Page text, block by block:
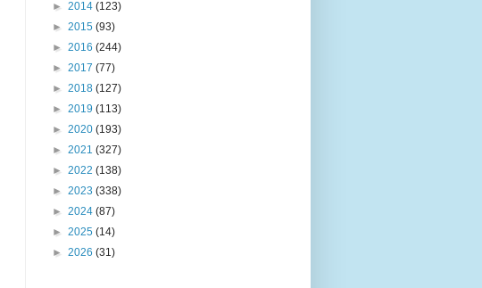
► 2014 (123)
► 2015 (93)
► 2016 (244)
► 2017 (77)
► 2018 (127)
► 2019 (113)
► 2020 (193)
► 2021 (327)
► 2022 (138)
► 2023 (338)
► 2024 (87)
► 2025 (14)
► 2026 (31)